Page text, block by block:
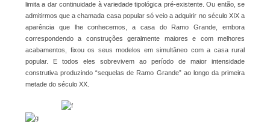
limita a dar continuidade à variedade tipológica pré-existente. Ou então, se
admitirmos que a chamada casa popular só veio a adquirir no século XIX a
aparência que lhe conhecemos, a casa do Ramo Grande, embora
correspondendo a construções geralmente maiores e com melhores
acabamentos, fixou os seus modelos em simultâneo com a casa rural
popular. E todos eles sobrevivem ao período de maior intensidade
construtiva produzindo “sequelas de Ramo Grande” ao longo da primeira
metade do século XX.